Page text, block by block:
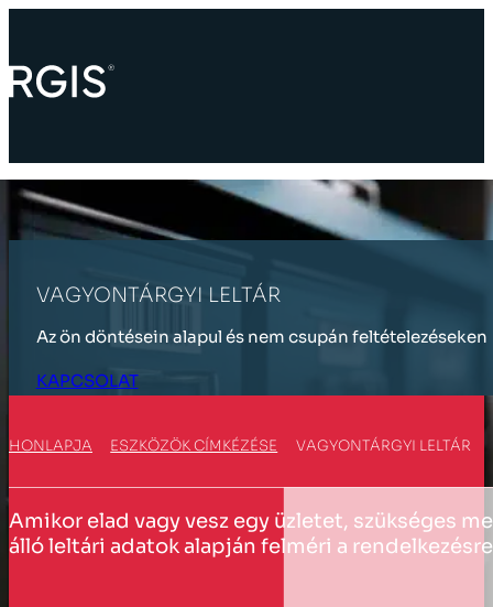
VAGYONTÁRGYI LELTÁR
Az ön döntésein alapul és nem csupán feltételezéseken
KAPCSOLAT
HONLAPJA ESZKÖZÖK CÍMKÉZÉSE VAGYONTÁRGYI LELTÁR
Amikor elad vagy vesz egy üzletet, szükséges
álló leltári adatok alapján felméri a